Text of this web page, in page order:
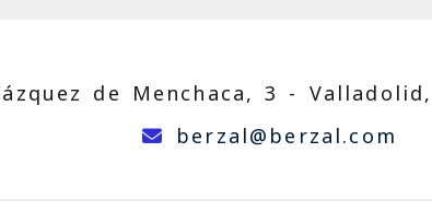
de Menchaca, 3 - Valladolid,
berzal
berzal.com